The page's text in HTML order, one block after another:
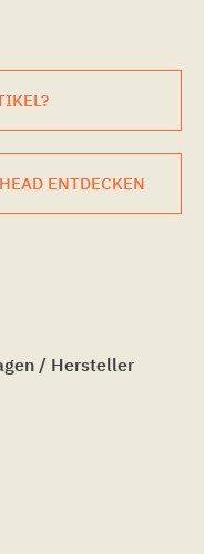
ENTDECKEN
/ Hersteller